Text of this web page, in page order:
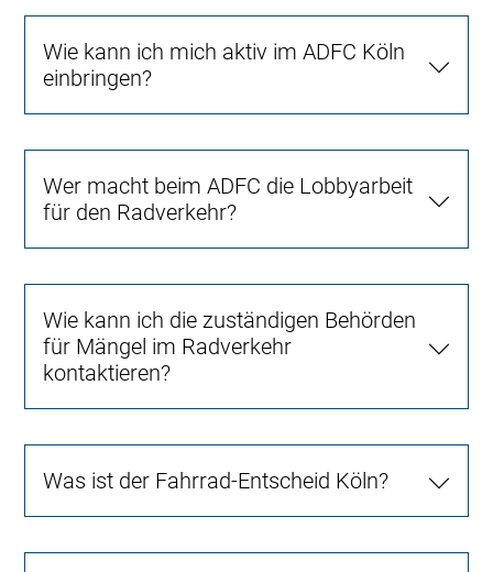
Wie kann ich mich aktiv im ADFC Köln
einbringen?
Wer macht beim ADFC die Lobbyarbeit
für den Radverkehr?
Wie kann ich die zuständigen Behörden
für Mängel im Radverkehr
kontaktieren?
Was ist der Fahrrad-Entscheid Köln?